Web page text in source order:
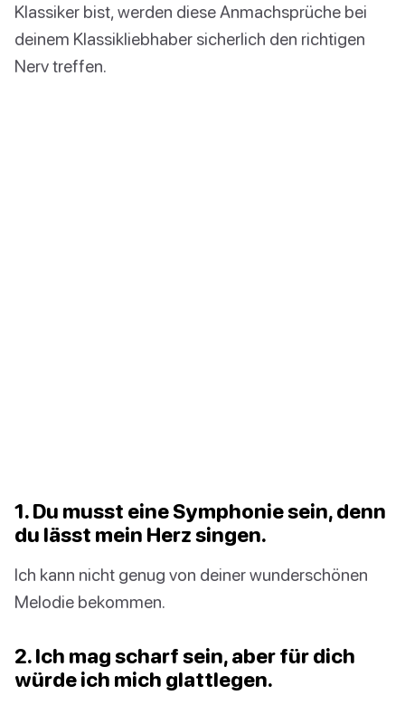
Klassiker bist, werden diese Anmachsprüche bei
deinem Klassikliebhaber sicherlich den richtigen
Nerv treffen.
1. Du musst eine Symphonie sein, denn
du lässt mein Herz singen.
Ich kann nicht genug von deiner wunderschönen
Melodie bekommen.
2. Ich mag scharf sein, aber für dich
würde ich mich glattlegen.